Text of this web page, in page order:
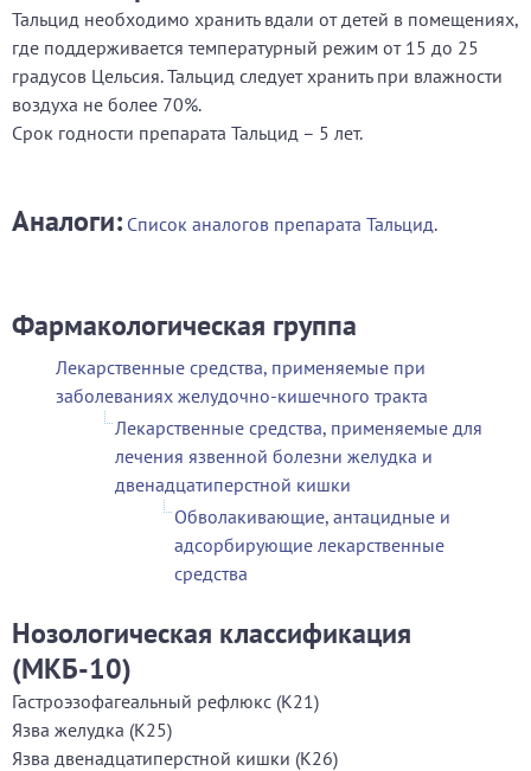
Тальцид необходимо хранить вдали от детей в помещениях,
где поддерживается температурный режим от 15 до 25
градусов Цельсия. Тальцид следует хранить при влажности
воздуха не более 70%.
Срок годности препарата Тальцид – 5 лет.
Аналоги: Список аналогов препарата Тальцид.
Фармакологическая группа
Лекарственные средства, применяемые при
заболеваниях желудочно-кишечного тракта
Лекарственные средства, применяемые для
лечения язвенной болезни желудка и
двенадцатиперстной кишки
Обволакивающие, антацидные и
адсорбирующие лекарственные
средства
Нозологическая классификация
(МКБ-10)
Гастроэзофагеальный рефлюкс (K21)
Язва желудка (K25)
Язва двенадцатиперстной кишки (K26)